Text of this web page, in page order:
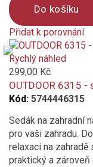
hnědá
vícebarevný
bílá
oranžová
modrá
vínová
Do košíku
Přidat k porovnání
Product
is
added
to
compare
Rychlý náhled
299,00 Kč
OUTDOOR 6315 -
Kód: 5744446315
Sedák na zahradní
pro vaši zahradu.
relaxaci na zahradě
praktický a